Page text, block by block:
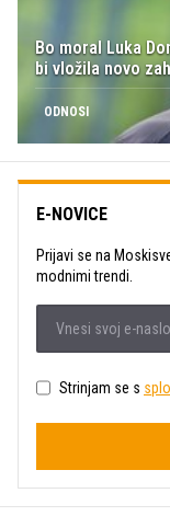
Bo moral Luka
bi vložila novo
ODNOSI
E-NOVICE
Prijavi se na
modnimi trendi.
Strinjam se s